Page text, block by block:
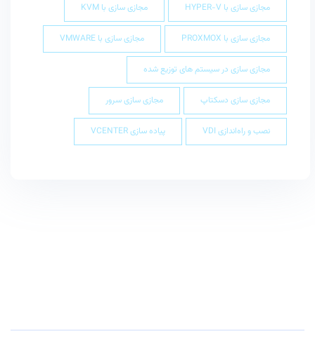
مجازی سازی با HYPER-V مجازی سازی با KVM
مجازی سازی با PROXMOX مجازی سازی با VMWARE
مجازی سازی در سیستم های توزیع شده
مجازی سازی دسکتاپ مجازی سازی سرور
نصب و راه‌اندازی VDI پیاده سازی VCENTER